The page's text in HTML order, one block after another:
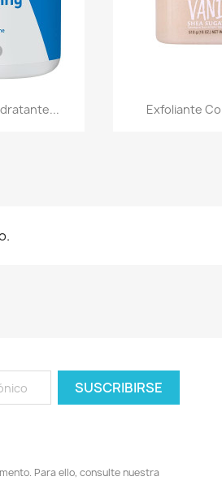
Vista
Exfoliante
Para ello, consulte nuestra